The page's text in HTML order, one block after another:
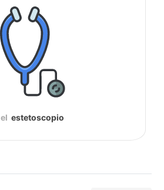
el estetoscopio